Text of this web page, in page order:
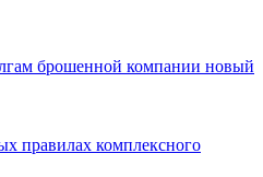
брошенной компании новый
правилах комплексного